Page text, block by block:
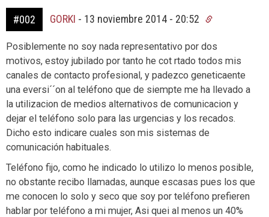
#002 GORKI - 13 noviembre 2014 - 20:52
Posiblemente no soy nada representativo por dos
motivos, estoy jubilado por tanto he cot rtado todos mis
canales de contacto profesional, y padezco geneticaente
una eversi´´on al teléfono que de siempte me ha llevado a
la utilizacion de medios alternativos de comunicacion y
dejar el teléfono solo para las urgencias y los recados.
Dicho esto indicare cuales son mis sistemas de
comunicación habituales.
Teléfono fijo, como he indicado lo utilizo lo menos posible,
no obstante recibo llamadas, aunque escasas pues los que
me conocen lo solo y seco que soy por teléfono prefieren
hablar por teléfono a mi mujer, Asi quei al menos un 40%